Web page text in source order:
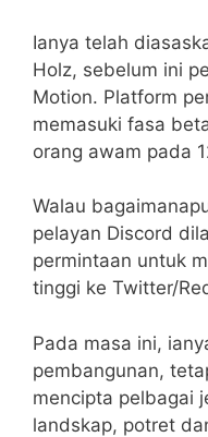
Ianya telah
Holz, sebelum ini
Motion. Platform
memasuki fasa
orang awam pada
Walau
pelayan Discord
permintaan untuk
tinggi ke Twitter/
Pada masa ini,
pembangunan,
mencipta pelbagai
landskap, potret